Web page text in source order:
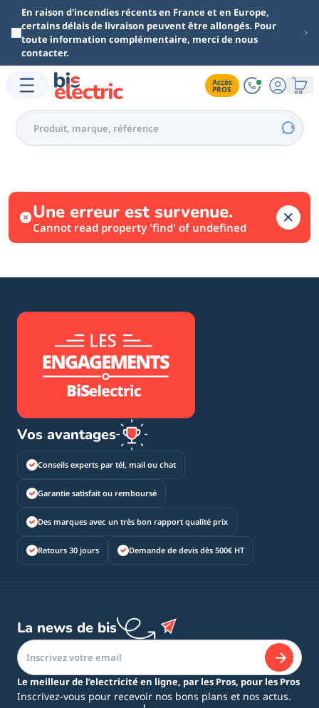
Aller au contenu principal
En raison d'incendies récents en France et en Europe,
certains délais de livraison peuvent être allongés. Pour
toute information complémentaire, merci de nous
contacter.
Accès
PROS
Une erreur est survenue.
Cannot read property 'find' of undefined
Vos avantages
Conseils experts par tél, mail ou chat
Garantie satisfait ou remboursé
Des marques avec un très bon rapport qualité prix
Retours 30 jours Demande de devis dès 500€ HT
La news de bis
Le meilleur de l’electricité en ligne, par les Pros, pour les Pros
Inscrivez-vous pour recevoir nos bons plans et nos actus.